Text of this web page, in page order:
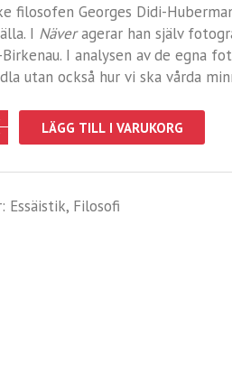
filosofen Georges Didi-
I Näveragerar han själv
I analysen av de egna
utan också hur vi ska vårda
LÄGG TILL I VARUKORG
Essäistik, Filosofi